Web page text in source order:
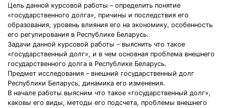
Цель данной курсовой работы – определить понятие
«государственного долга», причины и последствия его
образования, уровень влияния его на экономику, особенность
его регулирования в Республике Беларусь.
Задачи данной курсовой работы – выяснить что такое
«государственный долг», и в чем основная проблема внешнего
государственного долга в Республике Беларусь.
Предмет исследования – внешний государственный долг
Республики Беларусь, динамика его изменения.
В начале работы выясним что такое «государственный долг»,
каковы его виды, методы его подсчета, проблемы внешнего